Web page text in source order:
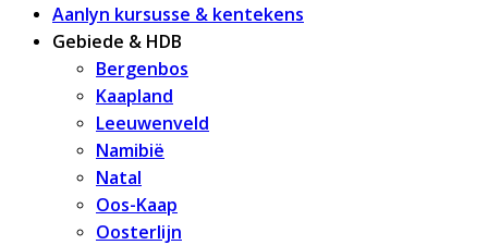
Aanlyn kursusse & kentekens
Gebiede & HDB
Bergenbos
Kaapland
Leeuwenveld
Namibië
Natal
Oos-Kaap
Oosterlijn